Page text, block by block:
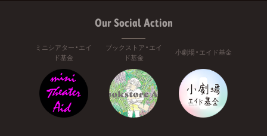
Our Social Action
ミニシアター・エイ
ド基金
ブックストア・エイ
ド基金
小劇場・エイド基金